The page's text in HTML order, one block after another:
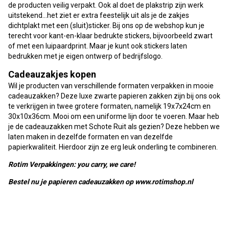
de producten veilig verpakt. Ook al doet de plakstrip zijn werk
uitstekend...het ziet er extra feestelijk uit als je de zakjes
dichtplakt met een (sluit)sticker. Bij ons op de webshop kun je
terecht voor kant-en-klaar bedrukte stickers, bijvoorbeeld zwart
of met een luipaardprint. Maar je kunt ook stickers laten
bedrukken met je eigen ontwerp of bedrijfslogo.
Cadeauzakjes kopen
Wil je producten van verschillende formaten verpakken in mooie
cadeauzakken? Deze luxe zwarte papieren zakken zijn bij ons ook
te verkrijgen in twee grotere formaten, namelijk 19x7x24cm en
30x10x36cm. Mooi om een uniforme lijn door te voeren. Maar heb
je de cadeauzakken met Schote Ruit als gezien? Deze hebben we
laten maken in dezelfde formaten en van dezelfde
papierkwaliteit. Hierdoor zijn ze erg leuk onderling te combineren.
Rotim Verpakkingen: you carry, we care!
Bestel nu je papieren cadeauzakken op www.rotimshop.nl